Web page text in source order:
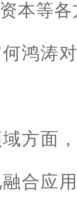
本等
鸿涛
面，
合应